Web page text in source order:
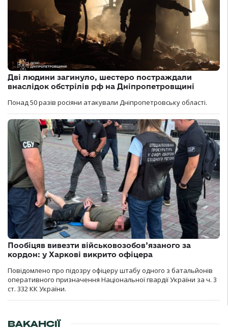
Дві людини загинуло, шестеро постраждали
внаслідок обстрілів рф на Дніпропетровщині
Понад 50 разів росіяни атакували Дніпропетровську області.
Пообіцяв вивезти військовозобов’язаного за
кордон: у Харкові викрито офіцера
Повідомлено про підозру офіцеру штабу одного з батальйонів
оперативного призначення Національної гвардії України за ч. 3
ст. 332 КК України.
ВАКАНСІЇ